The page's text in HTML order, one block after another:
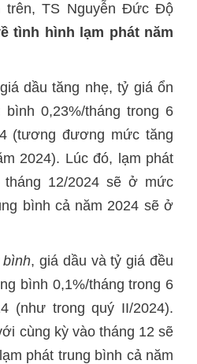
trên, TS Nguyễn Đức Độ
tình hình lạm phát năm
dầu tăng nhẹ, tỷ giá ổn
0,23%/tháng trong 6
(tương đương mức tăng
2024). Lúc đó, lạm phát
12/2024 sẽ ở mức
bình cả năm 2024 sẽ ở
bình, giá dầu và tỷ giá đều
bình 0,1%/tháng trong 6
(như trong quý II/2024).
cùng kỳ vào tháng 12 sẽ
phát trung bình cả năm